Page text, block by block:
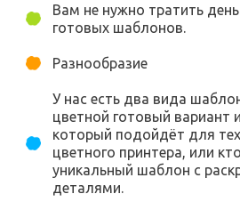
Вам не нужно тратить
готовых шаблонов.
Разнообразие
У нас есть два вида
цветной готовый вариант
который подойдёт для
цветного принтера, или
уникальный шаблон с
деталями.